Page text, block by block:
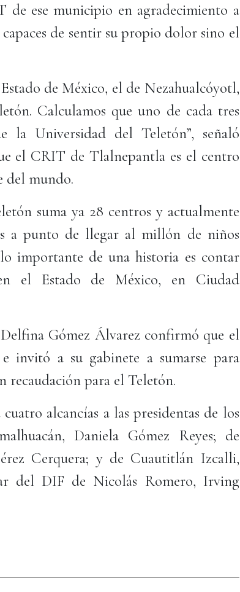
de ese municipio en agradecimiento a
de sentir su propio dolor sino el
de México, el de Nezahualcóyotl,
Calculamos que uno de cada tres
la Universidad del Teletón”, señaló
el CRIT de Tlalnepantla es el centro
del mundo.
suma ya 28 centros y actualmente
a punto de llegar al millón de niños
importante de una historia es contar
el Estado de México, en Ciudad
Gómez Álvarez confirmó que el
invitó a su gabinete a sumarse para
para el Teletón.
alcancías a las presidentas de los
Daniela Gómez Reyes; de
Cerquera; y de Cuautitlán Izcalli,
del DIF de Nicolás Romero, Irving